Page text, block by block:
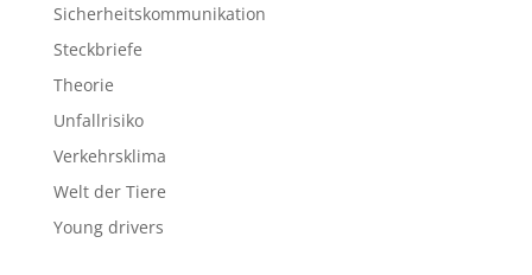
Sicherheitskommunikation
Steckbriefe
Theorie
Unfallrisiko
Verkehrsklima
Welt der Tiere
Young drivers